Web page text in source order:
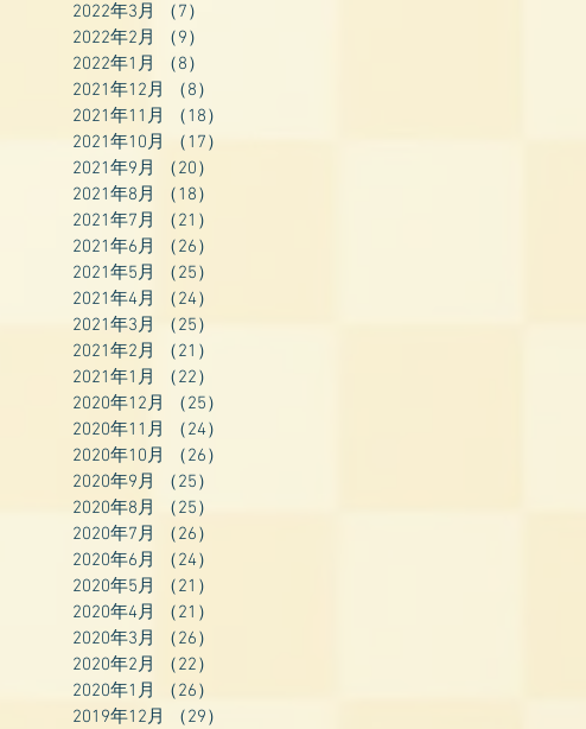
2022年3月
（7）
2022年2月
（9）
2022年1月
（8）
2021年12月
（8）
2021年11月
（18）
2021年10月
（17）
2021年9月
（20）
2021年8月
（18）
2021年7月
（21）
2021年6月
（26）
2021年5月
（25）
2021年4月
（24）
2021年3月
（25）
2021年2月
（21）
2021年1月
（22）
2020年12月
（25）
2020年11月
（24）
2020年10月
（26）
2020年9月
（25）
2020年8月
（25）
2020年7月
（26）
2020年6月
（24）
2020年5月
（21）
2020年4月
（21）
2020年3月
（26）
2020年2月
（22）
2020年1月
（26）
2019年12月
（29）